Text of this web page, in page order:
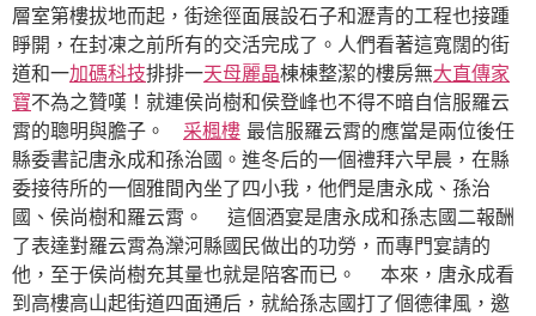
層室第樓拔地而起，街途徑面展設石子和瀝青的工程也接踵
睜開，在封凍之前所有的交活完成了。人們看著這寬闊的街
道和一加碼科技排排一天母麗晶棟棟整潔的樓房無大直傳家
寶不為之贊嘆！就連侯尚樹和侯登峰也不得不暗自信服羅云
霄的聰明與膽子。 采楓樓 最信服羅云霄的應當是兩位後任
縣委書記唐永成和孫治國。進冬后的一個禮拜六早晨，在縣
委接待所的一個雅間內坐了四小我，他們是唐永成、孫治
國、侯尚樹和羅云霄。 這個酒宴是唐永成和孫志國二報酬
了表達對羅云霄為灤河縣國民做出的功勞，而專門宴請的
他，至于侯尚樹充其量也就是陪客而已。 本來，唐永成看
到高樓高山起街道四面通后，就給孫志國打了個德律風，邀